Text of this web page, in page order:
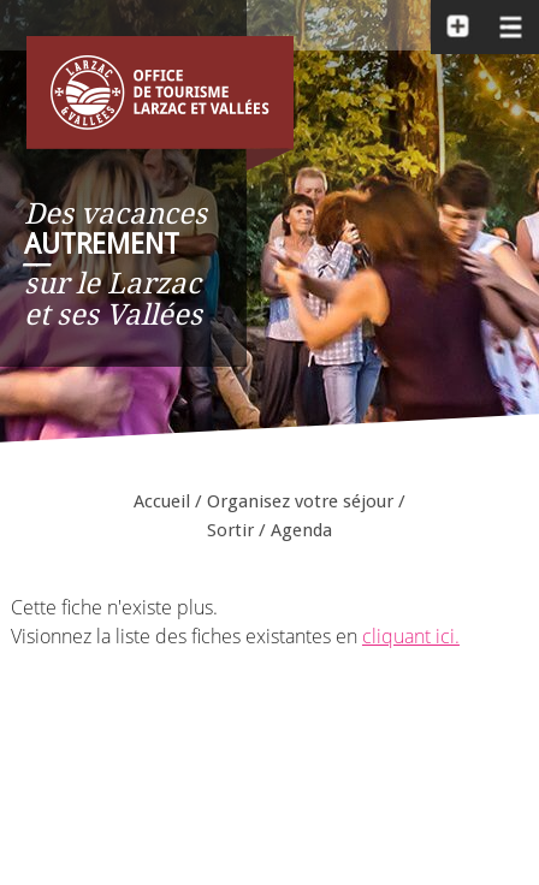
Des vacances
AUTREMENT
__
sur le Larzac
et ses Vallées
Accueil / Organisez votre séjour /
Sortir / Agenda
Cette fiche n'existe plus.
Visionnez la liste des fiches existantes en cliquant ici.